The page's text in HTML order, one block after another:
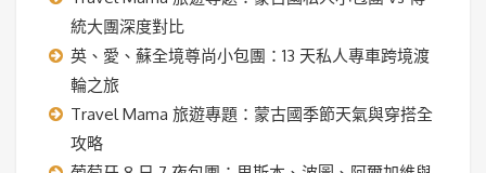
統大團深度對比
英、愛、蘇全境尊尚小包團：13 天私人專車跨境渡
輪之旅
Travel Mama 旅遊專題：蒙古國季節天氣與穿搭全
攻略